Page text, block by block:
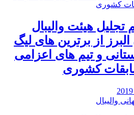
تجلیل هیئت والیبال
البرز از برترین های لیگ
و تیم های اعزامی
کشوری